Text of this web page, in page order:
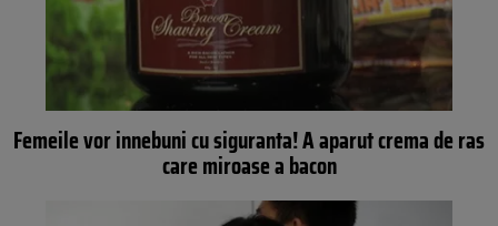
Femeile vor innebuni cu siguranta! A aparut crema de ras
care miroase a bacon